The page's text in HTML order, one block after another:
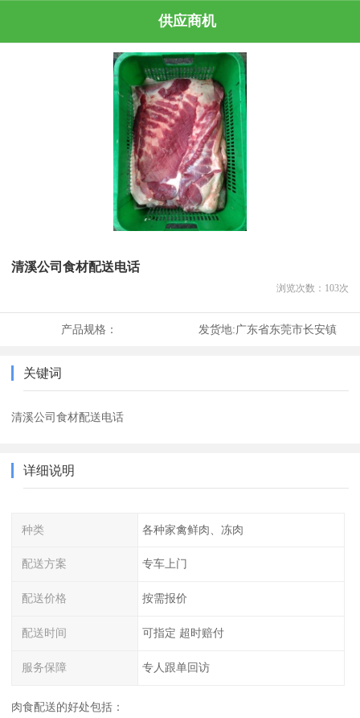
供应商机
清溪公司食材配送电话
浏览次数： 103次
产品规格： 发货地:广东省东莞市长安镇
关键词
清溪公司食材配送电话
详细说明
种类 各种家禽鲜肉、冻肉
配送方案 专车上门
配送价格 按需报价
配送时间 可指定 超时赔付
服务保障 专人跟单回访
肉食配送的好处包括：